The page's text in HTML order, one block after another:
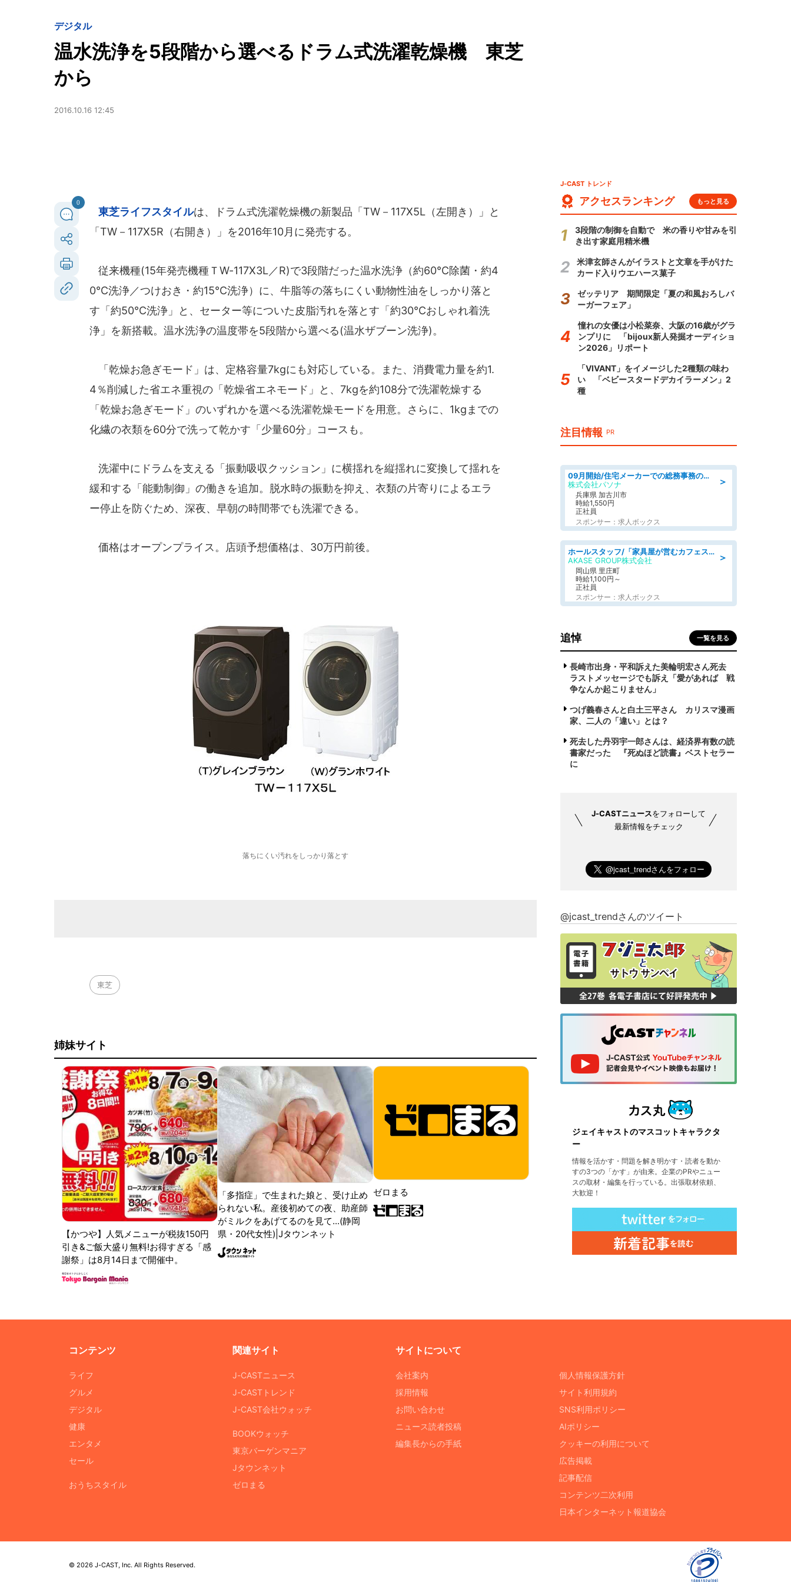
デジタル
温水洗浄を5段階から選べるドラム式洗濯乾燥機 東芝
から
2016.10.16 12:45
0
東芝ライフスタイルは、ドラム式洗濯乾燥機の新製品「TW－117X5L（左開き）」と
「TW－117X5R（右開き）」を2016年10月に発売する。
従来機種(15年発売機種ＴW-117X3L／R)で3段階だった温水洗浄（約60℃除菌・約4
0℃洗浄／つけおき・約15℃洗浄）に、牛脂等の落ちにくい動物性油をしっかり落と
す「約50℃洗浄」と、セーター等についた皮脂汚れを落とす「約30℃おしゃれ着洗
浄」を新搭載。温水洗浄の温度帯を5段階から選べる(温水ザブーン洗浄)。
「乾燥お急ぎモード」は、定格容量7kgにも対応している。また、消費電力量を約1.
4％削減した省エネ重視の「乾燥省エネモード」と、7kgを約108分で洗濯乾燥する
「乾燥お急ぎモード」のいずれかを選べる洗濯乾燥モードを用意。さらに、1kgまでの
化繊の衣類を60分で洗って乾かす「少量60分」コースも。
洗濯中にドラムを支える「振動吸収クッション」に横揺れを縦揺れに変換して揺れを
緩和する「能動制御」の働きを追加。脱水時の振動を抑え、衣類の片寄りによるエラ
ー停止を防ぐため、深夜、早朝の時間帯でも洗濯できる。
価格はオープンプライス。店頭予想価格は、30万円前後。
落ちにくい汚れをしっかり落とす
東芝
姉妹サイト
【かつや】人気メニューが税抜150円
引き&ご飯大盛り無料!お得すぎる「感
謝祭」は8月14日まで開催中。
「多指症」で生まれた娘と、受け止め
られない私。産後初めての夜、助産師
がミルクをあげてるのを見て...(静岡
県・20代女性)|Jタウンネット
ゼロまる
J-CAST トレンド
アクセスランキング もっと見る
3段階の制御を自動で 米の香りや甘みを引
き出す家庭用精米機
米津玄師さんがイラストと文章を手がけた
カード入りウエハース菓子
ゼッテリア 期間限定「夏の和風おろしバ
ーガーフェア」
憧れの女優は小松菜奈、大阪の16歳がグラ
ンプリに 「bijoux新人発掘オーディショ
ン2026」リポート
「VIVANT」をイメージした2種類の味わ
い 「ベビースタードデカイラーメン」2
種
注目情報 PR
＞
09月開始/住宅メーカーでの総務事務のお仕事/駅近/車通勤可/一般事務/人事労務
株式会社パソナ
兵庫県 加古川市
時給1,550円
正社員
スポンサー：求人ボックス
＞
ホールスタッフ/「家具屋が営むカフェスタッフ!」週2日～OK!嬉しいまかない付き/岡山県/浅口郡里庄町
AKASE GROUP株式会社
岡山県 里庄町
時給1,100円～
正社員
スポンサー：求人ボックス
追悼 一覧を見る
長崎市出身・平和訴えた美輪明宏さん死去
ラストメッセージでも訴え「愛があれば 戦
争なんか起こりません」
つげ義春さんと白土三平さん カリスマ漫画
家、二人の「違い」とは？
死去した丹羽宇一郎さんは、経済界有数の読
書家だった 『死ぬほど読書』ベストセラー
に
J-CASTニュースをフォローして
最新情報をチェック
@jcast_trendさんのツイート
ジェイキャストのマスコットキャラクタ
ー
情報を活かす・問題を解き明かす・読者を動か
すの3つの「かす」が由来。企業のPRやニュー
スの取材・編集を行っている。出張取材依頼、
大歓迎！
コンテンツ
ライフ
グルメ
デジタル
健康
エンタメ
セール
おうちスタイル
関連サイト
J-CASTニュース
J-CASTトレンド
J-CAST会社ウォッチ
BOOKウォッチ
東京バーゲンマニア
Jタウンネット
ゼロまる
サイトについて
会社案内
採用情報
お問い合わせ
ニュース読者投稿
編集長からの手紙
個人情報保護方針
サイト利用規約
SNS利用ポリシー
AIポリシー
クッキーの利用について
広告掲載
記事配信
コンテンツ二次利用
日本インターネット報道協会
© 2026 J-CAST, Inc. All Rights Reserved.